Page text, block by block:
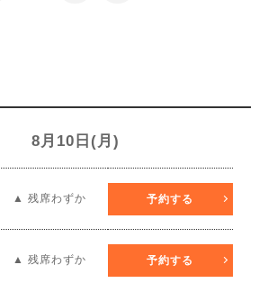
8月10日(月)
▲ 残席わずか 予約する
▲ 残席わずか 予約する